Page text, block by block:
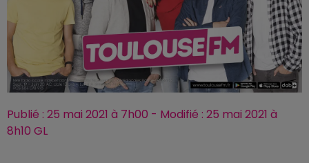
Publié : 25 mai 2021 à 7h00 - Modifié : 25 mai 2021 à
8h10 GL